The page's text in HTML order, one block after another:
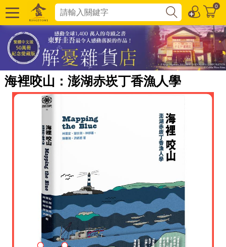
0
海裡咬山：澎湖赤崁丁香漁人學